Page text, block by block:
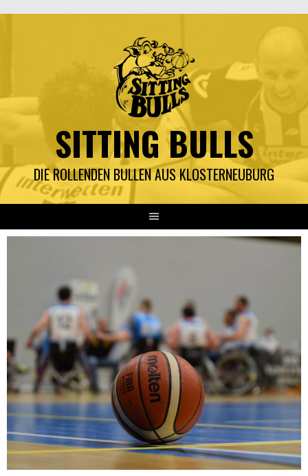
SITTING BULLS
DIE ROLLENDEN BULLEN AUS KLOSTERNEUBURG